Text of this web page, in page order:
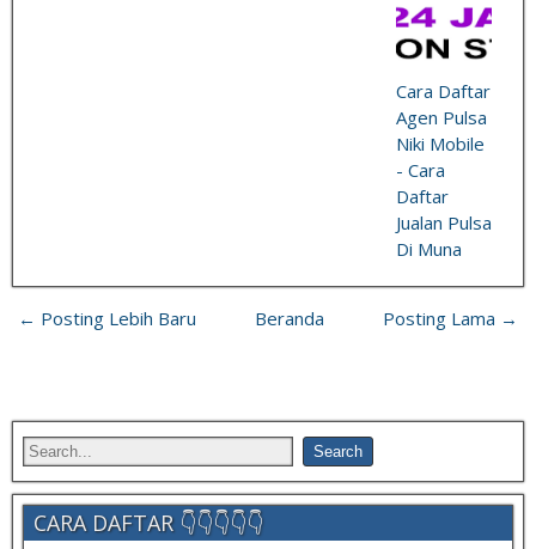
Cara Daftar
Agen Pulsa
Niki Mobile
- Cara
Daftar
Jualan Pulsa
Di Muna
← Posting Lebih Baru Posting Lama →
Beranda
CARA DAFTAR 👇👇👇👇👇